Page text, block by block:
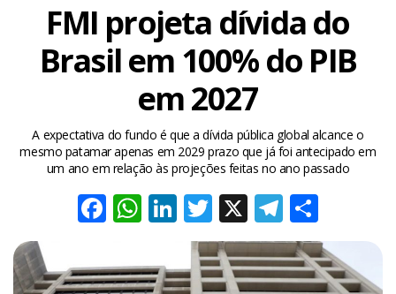
FMI projeta dívida do
Brasil em 100% do PIB
em 2027
A expectativa do fundo é que a dívida pública global alcance o
mesmo patamar apenas em 2029 prazo que já foi antecipado em
um ano em relação às projeções feitas no ano passado
Facebook
WhatsApp
LinkedIn
Twitter
X